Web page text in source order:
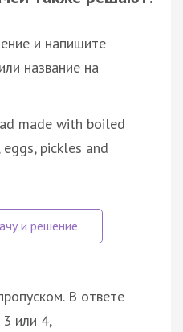
и напишите
название на
made with boiled
pickles and
В ответе
или 4,